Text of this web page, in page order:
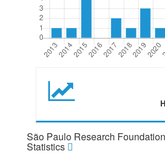
São Paulo Research
Statistics